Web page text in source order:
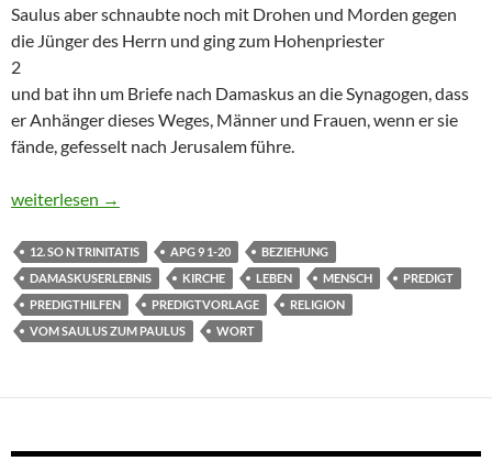
Saulus aber schnaubte noch mit Drohen und Morden gegen
die Jünger des Herrn und ging zum Hohenpriester
2
und bat ihn um Briefe nach Damaskus an die Synagogen, dass
er Anhänger dieses Weges, Männer und Frauen, wenn er sie
fände, gefesselt nach Jerusalem führe.
12. So n Trinitatis: Predigt zu Apg 9, 1-20 vom Saulus zum
weiterlesen →
12. SO N TRINITATIS APG 9 1-20
BEZIEHUNG
DAMASKUSERLEBNIS
KIRCHE LEBEN MENSCH
PREDIGT
PREDIGTHILFEN
PREDIGTVORLAGE
RELIGION
VOM SAULUS ZUM PAULUS
WORT